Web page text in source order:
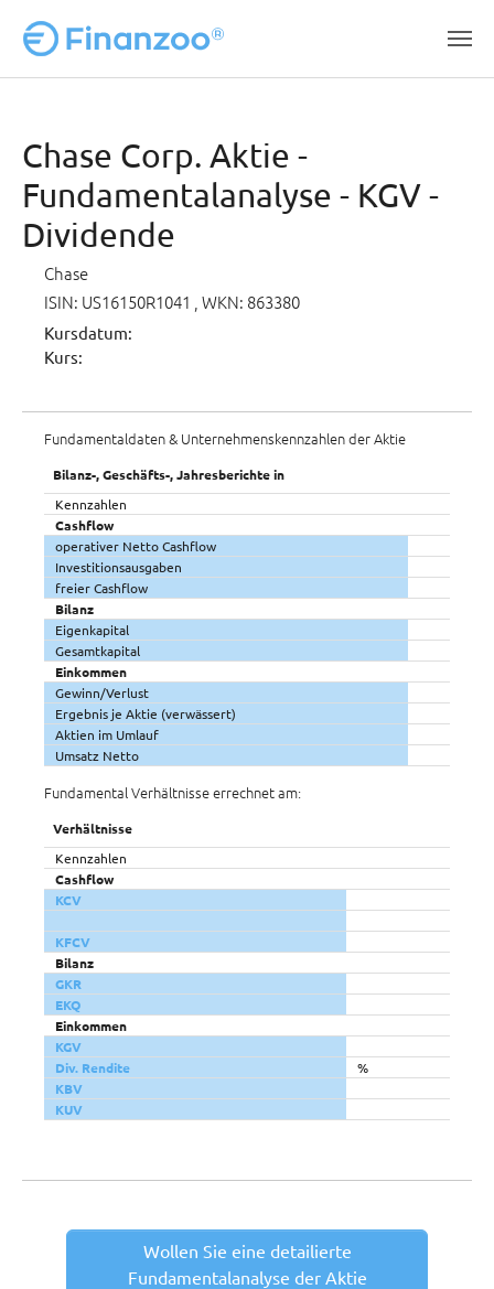
Chase Corp. Aktie -
Fundamentalanalyse - KGV -
Dividende
Chase
ISIN: US16150R1041 , WKN: 863380
Kursdatum:
Kurs:
Fundamentaldaten & Unternehmenskennzahlen der Aktie
Bilanz-, Geschäfts-, Jahresberichte in
Kennzahlen
Cashflow
operativer Netto Cashflow
Investitionsausgaben
freier Cashflow
Bilanz
Eigenkapital
Gesamtkapital
Einkommen
Gewinn/Verlust
Ergebnis je Aktie (verwässert)
Aktien im Umlauf
Umsatz Netto
Fundamental Verhältnisse errechnet am:
Verhältnisse
Kennzahlen
Cashflow
KCV
KFCV
Bilanz
GKR
EKQ
Einkommen
KGV
Div. Rendite
%
KBV
KUV
Wollen Sie eine detailierte
Fundamentalanalyse der Aktie